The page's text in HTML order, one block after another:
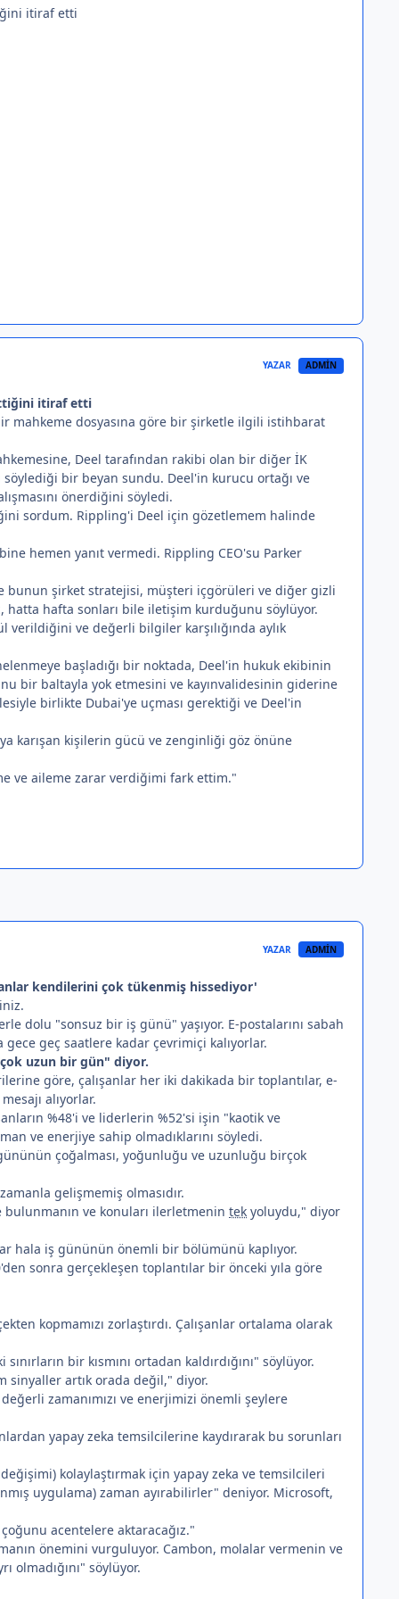
itiraf etti
YAZAR ADMIN
itiraf etti
mahkeme dosyasına göre bir şirketle ilgili istihbarat
Deel tarafından rakibi olan bir diğer İK
söylediği bir beyan sundu. Deel'in kurucu ortağı ve
önerdiğini söyledi.
sordum. Rippling'i Deel için gözetlemem halinde
hemen yanıt vermedi. Rippling CEO'su Parker
bunun şirket stratejisi, müşteri içgörüleri ve diğer gizli
hatta hafta sonları bile iletişim kurduğunu söylüyor.
verildiğini ve değerli bilgiler karşılığında aylık
başladığı bir noktada, Deel'in hukuk ekibinin
bir baltayla yok etmesini ve kayınvalidesinin giderine
birlikte Dubai'ye uçması gerektiği ve Deel'in
karışan kişilerin gücü ve zenginliği göz önüne
ve aileme zarar verdiğimi fark ettim."
YAZAR ADMIN
kendilerini çok tükenmiş hissediyor'
dolu "sonsuz bir iş günü" yaşıyor. E-postalarını sabah
geç saatlere kadar çevrimiçi kalıyorlar.
uzun bir gün" diyor.
göre, çalışanlar her iki dakikada bir toplantılar, e-
alıyorlar.
%48'i ve liderlerin %52'si işin "kaotik ve
ve enerjiye sahip olmadıklarını söyledi.
çoğalması, yoğunluğu ve uzunluğu birçok
gelişmemiş olmasıdır.
ve konuları ilerletmenin tek yoluydu," diyor
hala iş gününün önemli bir bölümünü kaplıyor.
sonra gerçekleşen toplantılar bir önceki yıla göre
kopmamızı zorlaştırdı. Çalışanlar ortalama olarak
bir kısmını ortadan kaldırdığını" söylüyor.
sinyaller artık orada değil," diyor.
zamanımızı ve enerjimizi önemli şeylere
yapay zeka temsilcilerine kaydırarak bu sorunları
kolaylaştırmak için yapay zeka ve temsilcileri
uygulama) zaman ayırabilirler" deniyor. Microsoft,
acentelere aktaracağız."
önemini vurguluyor. Cambon, molalar vermenin ve
olmadığını" söylüyor.